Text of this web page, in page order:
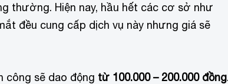
thường. Hiện nay, hầu hết các cơ sở như
đều cung cấp dịch vụ này nhưng giá sẽ
công sẽ dao động từ 100.000 – 200.000 đồng